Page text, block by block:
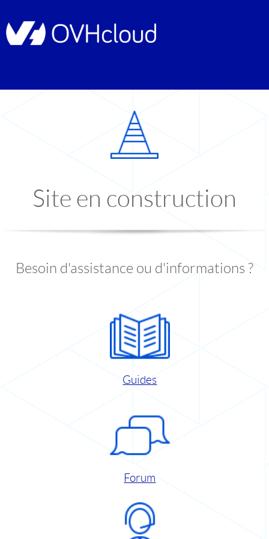
Site en construction
Besoin d'assistance ou d'informations ?
Guides
Forum